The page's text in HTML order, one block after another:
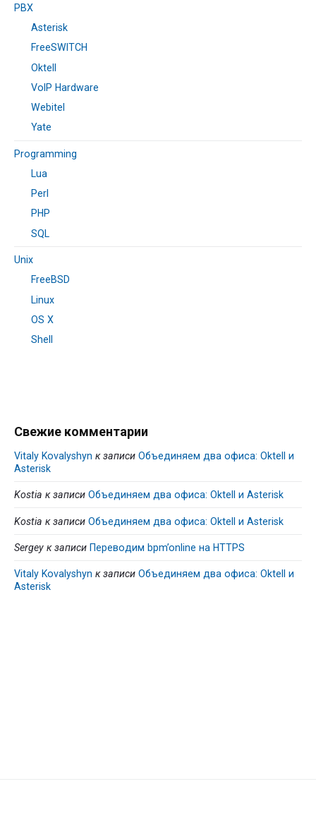
PBX
Asterisk
FreeSWITCH
Oktell
VoIP Hardware
Webitel
Yate
Programming
Lua
Perl
PHP
SQL
Unix
FreeBSD
Linux
OS X
Shell
Свежие комментарии
Vitaly Kovalyshyn к записи Объединяем два офиса: Oktell и
Asterisk
Kostia к записи Объединяем два офиса: Oktell и Asterisk
Kostia к записи Объединяем два офиса: Oktell и Asterisk
Sergey к записи Переводим bpm’online на HTTPS
Vitaly Kovalyshyn к записи Объединяем два офиса: Oktell и
Asterisk